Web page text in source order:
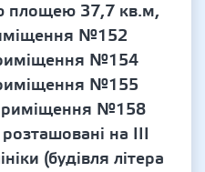
площею 37,7 кв.м,
№152
№154
№155
№158
на ІІІ
(будівля літера